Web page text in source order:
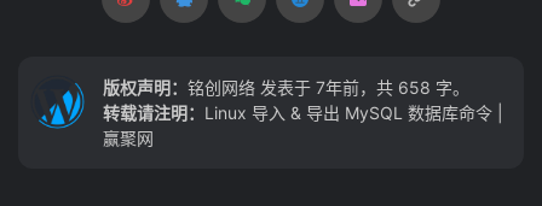
版权声明： 铭创网络 发表于 7年前，共 658 字。
转载请注明： Linux 导入 & 导出 MySQL 数据库命令 |
赢聚网